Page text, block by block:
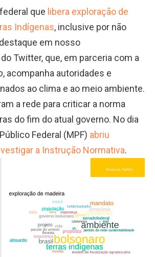
que libera exploração de
Indígenas, inclusive por não
em nosso
Twitter, que, em parceria com a
, acompanha autoridades e
ao clima e ao meio ambiente.
a rede para criticar a norma
do fim do atual governo. No dia
Federal (MPF) abriu
a Instrução Normativa.